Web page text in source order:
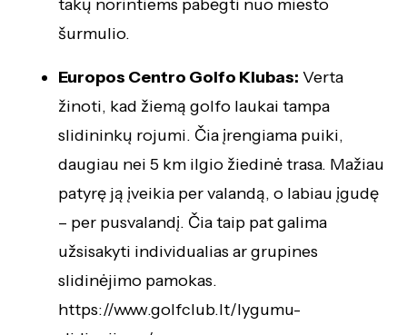
takų norintiems pabėgti nuo miesto
šurmulio.
Europos Centro Golfo Klubas: Verta
žinoti, kad žiemą golfo laukai tampa
slidininkų rojumi. Čia įrengiama puiki,
daugiau nei 5 km ilgio žiedinė trasa. Mažiau
patyrę ją įveikia per valandą, o labiau įgudę
– per pusvalandį. Čia taip pat galima
užsisakyti individualias ar grupines
slidinėjimo pamokas.
https://www.golfclub.lt/lygumu-